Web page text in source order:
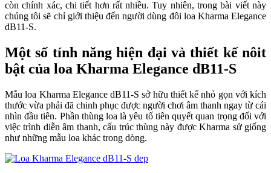
còn chính xác, chi tiết hơn rất nhiều. Tuy nhiên, trong bài viết này
chúng tôi sẽ chỉ giới thiệu đến người dùng đôi loa Kharma Elegance
dB11-S.
Một số tính năng hiện đại và thiết kế nôit
bật của loa Kharma Elegance dB11-S
Mẫu loa Kharma Elegance dB11-S sở hữu thiết kế nhỏ gọn với kích
thước vừa phải đã chinh phục được người chơi âm thanh ngay từ cái
nhìn đầu tiên. Phần thùng loa là yêu tố tiên quyết quan trọng đối với
việc trình diễn âm thanh, cấu trúc thùng này được Kharma sử giống
như những mẫu loa khác trong dòng.